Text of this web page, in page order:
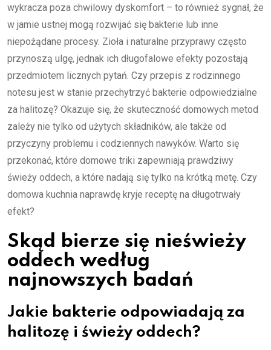
wykracza poza chwilowy dyskomfort – to również sygnał, że
w jamie ustnej mogą rozwijać się bakterie lub inne
niepożądane procesy. Zioła i naturalne przyprawy często
przynoszą ulgę, jednak ich długofalowe efekty pozostają
przedmiotem licznych pytań. Czy przepis z rodzinnego
notesu jest w stanie przechytrzyć bakterie odpowiedzialne
za halitozę? Okazuje się, że skuteczność domowych metod
zależy nie tylko od użytych składników, ale także od
przyczyny problemu i codziennych nawyków. Warto się
przekonać, które domowe triki zapewniają prawdziwy
świeży oddech, a które nadają się tylko na krótką metę. Czy
domowa kuchnia naprawdę kryje receptę na długotrwały
efekt?
Skąd bierze się nieświeży
oddech według
najnowszych badań
Jakie bakterie odpowiadają za
halitozę i świeży oddech?